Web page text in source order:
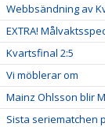
Webbsändning av
EXTRA!
Kvartsfinal 2:5
Vi möblerar om
Mainz Ohlsson blir
Sista seriematchen